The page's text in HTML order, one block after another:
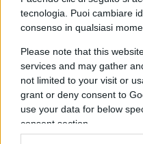
tecnologia. Puoi cambiare
consenso in qualsiasi
Please note that this
services and may gather
not limited to your visit or
grant or deny consent to
use your data for below
consent section.
ha avuto testimonial
avuto il sostegno dei
dal cinema, dalla
Tutt’altro. Ed è
a senso unico che, al
è imposta e ha
realtà.